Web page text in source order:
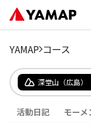
YAMAP コース
深堂山（広島）
活動日記 モーメ